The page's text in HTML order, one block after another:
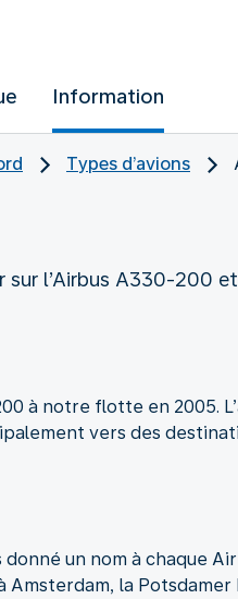
Information
Types d’avions
sur l’Airbus A330-200
à notre flotte en 2005.
vers des
un nom à chaque
la